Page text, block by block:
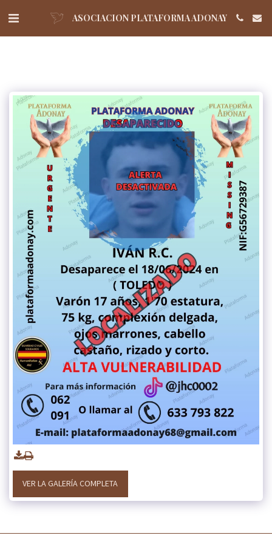
ASOCIACION PLATAFORMA ADONAY
VER LA GALERÍA COMPLETA